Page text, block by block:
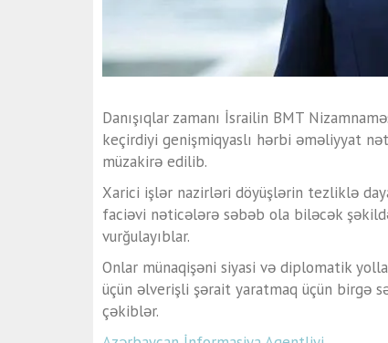
Danışıqlar zamanı İsrailin BMT
keçirdiyi genişmiqyaslı hərbi əməliyyat
müzakirə edilib.
Xarici işlər nazirləri döyüşlərin tezliklə
faciəvi nəticələrə səbəb ola biləcək şəkildə
vurğulayıblar.
Onlar münaqişəni siyasi və diplomatik
üçün əlverişli şərait yaratmaq üçün birgə
çəkiblər.